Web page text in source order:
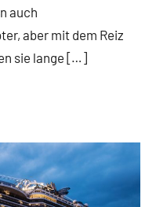
auch
aber mit dem Reiz
sie lange […]